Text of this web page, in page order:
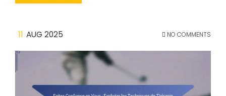
11 AUG 2025 NO COMMENTS